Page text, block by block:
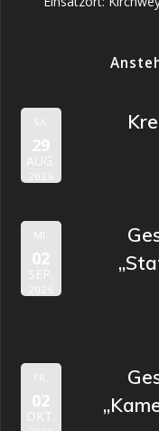
SA.
29
AUG.
2026
MI.
02
SEP.
2026
FR.
02
OKT.